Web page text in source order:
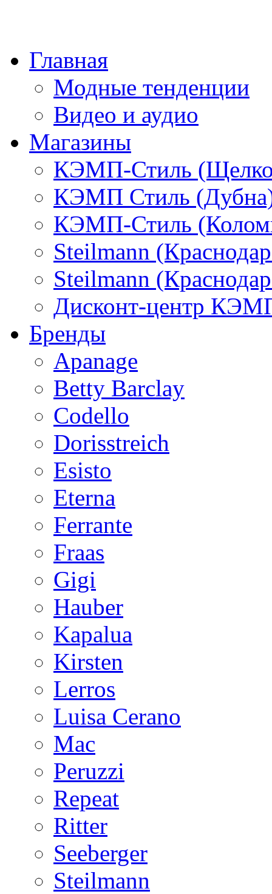
Главная
Модные тенденции
Видео и аудио
Магазины
КЭМП-Стиль
КЭМП Стиль
КЭМП-Стиль
Steilmann
Steilmann
Дисконт-центр
Бренды
Apanage
Betty Barclay
Codello
Dorisstreich
Esisto
Eterna
Ferrante
Fraas
Gigi
Hauber
Kapalua
Kirsten
Lerros
Luisa Cerano
Mac
Peruzzi
Repeat
Ritter
Seeberger
Steilmann